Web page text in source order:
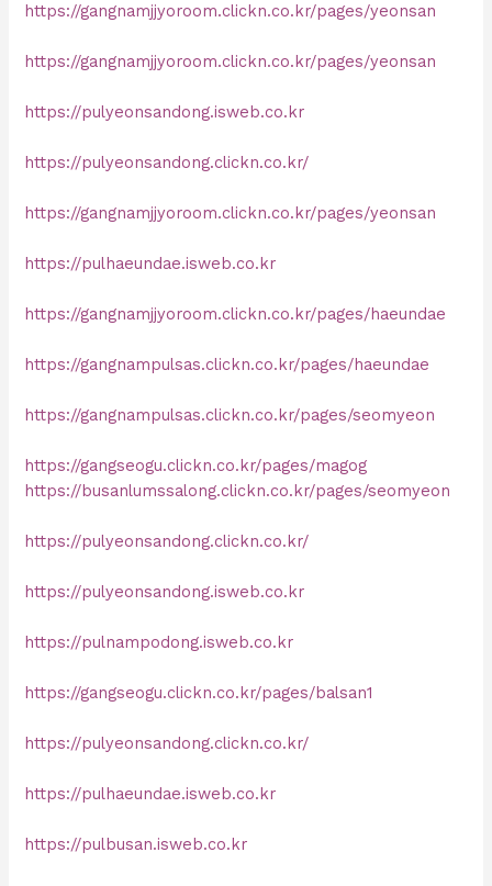
https://gangnamjjyoroom.clickn.co.kr/pages/yeonsan
https://gangnamjjyoroom.clickn.co.kr/pages/yeonsan
https://pulyeonsandong.isweb.co.kr
https://pulyeonsandong.clickn.co.kr/
https://gangnamjjyoroom.clickn.co.kr/pages/yeonsan
https://pulhaeundae.isweb.co.kr
https://gangnamjjyoroom.clickn.co.kr/pages/haeundae
https://gangnampulsas.clickn.co.kr/pages/haeundae
https://gangnampulsas.clickn.co.kr/pages/seomyeon
https://gangseogu.clickn.co.kr/pages/magog
https://busanlumssalong.clickn.co.kr/pages/seomyeon
https://pulyeonsandong.clickn.co.kr/
https://pulyeonsandong.isweb.co.kr
https://pulnampodong.isweb.co.kr
https://gangseogu.clickn.co.kr/pages/balsan1
https://pulyeonsandong.clickn.co.kr/
https://pulhaeundae.isweb.co.kr
https://pulbusan.isweb.co.kr